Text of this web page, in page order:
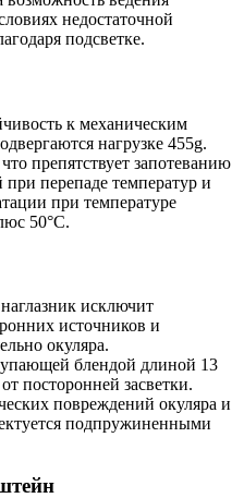
недостаточной
подсветке.
к механическим
нагрузке 455g.
препятствует запотеванию
перепаде температур и
при температуре
50°С.
исключит
источников и
окуляра.
блендой длиной 13
посторонней засветки.
повреждений окуляра и
подпружиненными